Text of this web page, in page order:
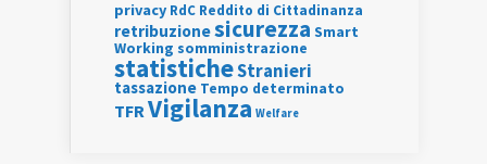
privacy RdC Reddito di Cittadinanza
retribuzionesicurezza Smart
Working somministrazione
statisticheStranieri
tassazione Tempo determinato
TFRVigilanza Welfare